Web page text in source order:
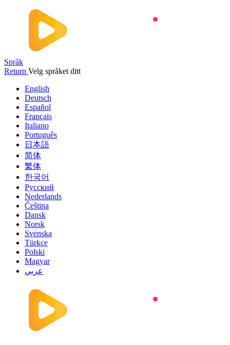
Språk
Return Velg språket ditt
English
Deutsch
Español
Français
Italiano
Português
日本語
简体
繁体
한국어
Русский
Nederlands
Čeština
Dansk
Norsk
Svenska
Türkçe
Polski
Magyar
عربي